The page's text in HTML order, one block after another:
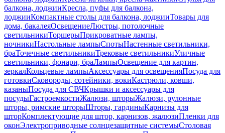
балкона, лоджииКресла, пуфы для балкона,
лоджииКомпактные столы для балкона, лоджииТовары для
дома, бакалеяОсвещениеЛюстры, потолочные
светильникиТоршерыПрикроватные лампы,
ночникиНастольные лампыСпотыНастенные светильники,
браТочечные светильникиТрековые светильникиУличные
светильники, фонари, браЛампыОсвещение для картин,
зеркалКольцевые лампыАксессуары для освещенияПосуда для
готовкиСковороды, сотейники, вокиКастрюли, ковши,
казаныПосуда для СВЧКрышки и аксессуары для
посудыГастроемкостиЖалюзи, шторыЖалюзи, рулонные
шторы, римские шторыШторы, гардиныКарнизы для
шторКомплектующие для штор, карнизов, жалюзиПленки для
оконЭлектроприводные солнцезащитные системыСтоловая